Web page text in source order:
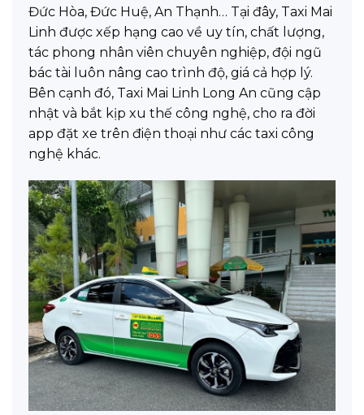
Đức Hòa, Đức Huệ, An Thạnh… Tại đây, Taxi Mai
Linh được xếp hạng cao về uy tín, chất lượng,
tác phong nhân viên chuyên nghiệp, đội ngũ
bác tài luôn nâng cao trình độ, giá cả hợp lý.
Bên cạnh đó, Taxi Mai Linh Long An cũng cập
nhật và bắt kịp xu thế công nghệ, cho ra đời
app đặt xe trên điện thoại như các taxi công
nghệ khác.